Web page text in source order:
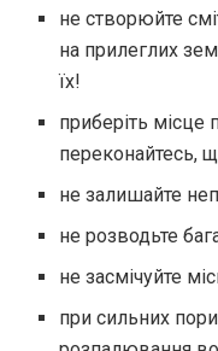
не створюйте
на прилеглих
їх!
приберіть
переконайтесь,
не залишайте
не розводьте
не засмічуйте
при сильних